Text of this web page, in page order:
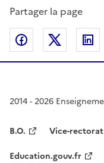
Partager la page
Partager sur
2014 - 2026
B.O.
Vice-
Education.gouv.fr